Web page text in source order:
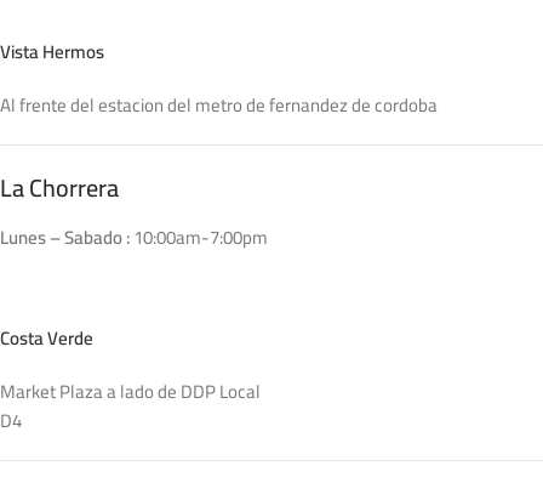
Vista Hermos
Al frente del estacion del metro de fernandez de cordoba
La Chorrera
Lunes – Sabado :10:00am-7:00pm
Costa Verde
Market Plaza a lado de DDP Local
D4